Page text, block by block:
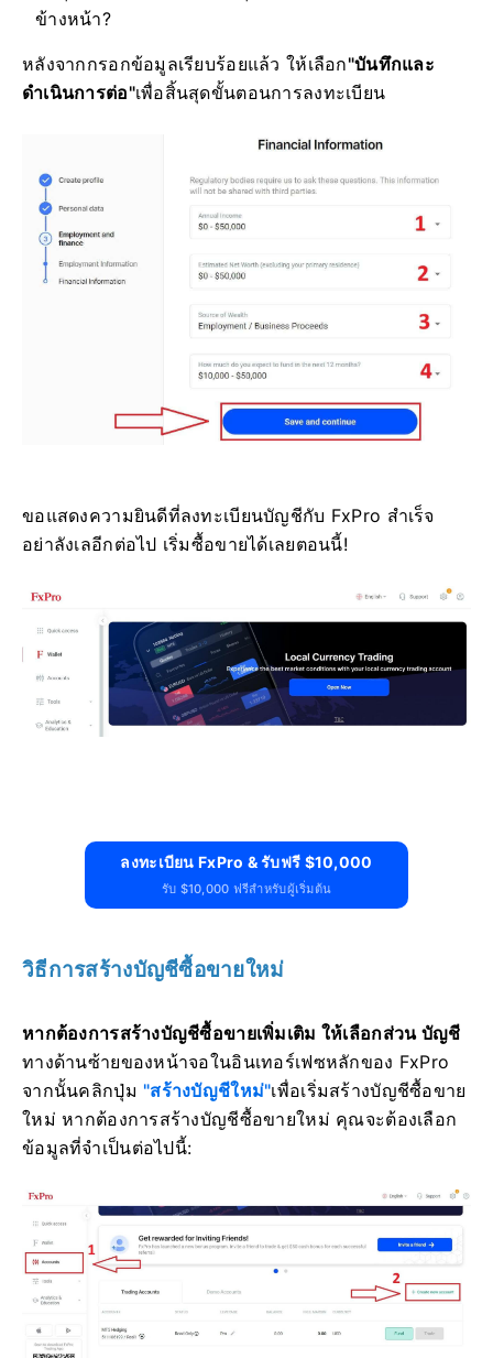
ข้างหน้า?
หลังจากกรอกข้อมูลเรียบร้อยแล้ว ให้เลือก"บันทึกและ
ดำเนินการต่อ"เพื่อสิ้นสุดขั้นตอนการลงทะเบียน
ขอแสดงความยินดีที่ลงทะเบียนบัญชีกับ FxPro สำเร็จ
อย่าลังเลอีกต่อไป เริ่มซื้อขายได้เลยตอนนี้!
ลงทะเบียน FxPro & รับฟรี $10,000
รับ $10,000 ฟรีสำหรับผู้เริ่มต้น
วิธีการสร้างบัญชีซื้อขายใหม่
หากต้องการสร้างบัญชีซื้อขายเพิ่มเติม ให้เลือกส่วน บัญชี
ทางด้านซ้ายของหน้าจอในอินเทอร์เฟซหลักของ FxPro
จากนั้นคลิกปุ่ม "สร้างบัญชีใหม่"เพื่อเริ่มสร้างบัญชีซื้อขาย
ใหม่ หากต้องการสร้างบัญชีซื้อขายใหม่ คุณจะต้องเลือก
ข้อมูลที่จำเป็นต่อไปนี้: